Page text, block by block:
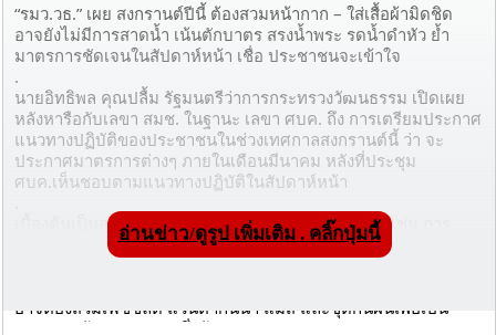
“รมว.วธ.” เผย สงกรานต์ปีนี้ ต้องสวมหน้ากาก – ใส่เสื้อผ้ามิดชิด
อาจยังไม่มีการสาดน้ำ เน้นตักบาตร สรงน้ำพระ รดน้ำดำหัว ย้ำ
มาตรการชัดเจนในสัปดาห์หน้า เชื่อ ประชาชนจะเข้าใจ
.
นายอิทธิพล คุณปลื้ม รัฐมนตรีว่าการกระทรวงวัฒนธรรม เปิดเผย
หลังหารือกับเลขา สมช. ในฐานะ เลขา ศบค. ถึง การเตรียมประกาศ
แนวทางปฏิบัติของประชาชนในช่วงเทศกาลสงกรานต์นี้ ว่า จะ
ประกาศมาตรการต่างๆ ภายในเดือนมีนาคม หลังที่ประชุม
ศบค.เห็นชอบตามแนวทางปฏิบัติในสัปดาห์หน้า
เบื้องต้นเป็นสงกรานต์แบบ “เน้นแก่นแท้ของประเพณี” เช่น การ
ทำบุญตักบาตร, การสรงน้ำพระพุทธรูป รดน้ำดำหัวขอพรบุพการี
และผู้สูงอายุ อาจจะยังไม่มีการสาดน้ำ เช่น ทุกปีก่อนเกิดโควิด-19
อาจต้องสวมเฟซชิลด์ แว่นตากันน้ำ แมส และชุดกันฝนเพื่อเป็น
มาตรการป้องกันอย่างหนึ่งด้วย ลดการสัมผัสตัว
อ่านข่าว/ดูรูป เพิ่มเติม . คลิ๊กปุ่มนี้